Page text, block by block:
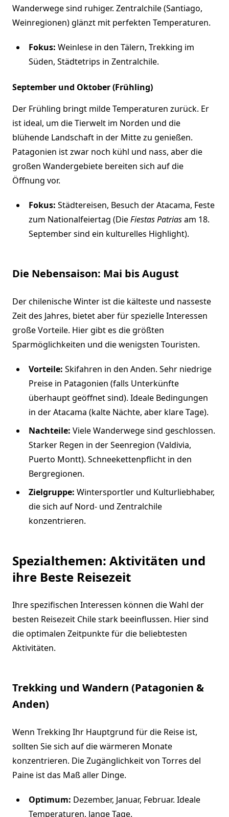
Wanderwege sind ruhiger. Zentralchile (Santiago,
Weinregionen) glänzt mit perfekten Temperaturen.
Fokus: Weinlese in den Tälern, Trekking im
Süden, Städtetrips in Zentralchile.
September und Oktober (Frühling)
Der Frühling bringt milde Temperaturen zurück. Er
ist ideal, um die Tierwelt im Norden und die
blühende Landschaft in der Mitte zu genießen.
Patagonien ist zwar noch kühl und nass, aber die
großen Wandergebiete bereiten sich auf die
Öffnung vor.
Fokus: Städtereisen, Besuch der Atacama, Feste
zum Nationalfeiertag (DieFiestas Patriasam 18.
September sind ein kulturelles Highlight).
Die Nebensaison: Mai bis August
Der chilenische Winter ist die kälteste und nasseste
Zeit des Jahres, bietet aber für spezielle Interessen
große Vorteile. Hier gibt es die größten
Sparmöglichkeiten und die wenigsten Touristen.
Vorteile: Skifahren in den Anden. Sehr niedrige
Preise in Patagonien (falls Unterkünfte
überhaupt geöffnet sind). Ideale Bedingungen
in der Atacama (kalte Nächte, aber klare Tage).
Nachteile: Viele Wanderwege sind geschlossen.
Starker Regen in der Seenregion (Valdivia,
Puerto Montt). Schneekettenpflicht in den
Bergregionen.
Zielgruppe: Wintersportler und Kulturliebhaber,
die sich auf Nord- und Zentralchile
konzentrieren.
Spezialthemen: Aktivitäten und
ihre Beste Reisezeit
Ihre spezifischen Interessen können die Wahl der
besten Reisezeit Chile stark beeinflussen. Hier sind
die optimalen Zeitpunkte für die beliebtesten
Aktivitäten.
Trekking und Wandern (Patagonien &
Anden)
Wenn Trekking Ihr Hauptgrund für die Reise ist,
sollten Sie sich auf die wärmeren Monate
konzentrieren. Die Zugänglichkeit von Torres del
Paine ist das Maß aller Dinge.
Optimum: Dezember, Januar, Februar. Ideale
Temperaturen, lange Tage.